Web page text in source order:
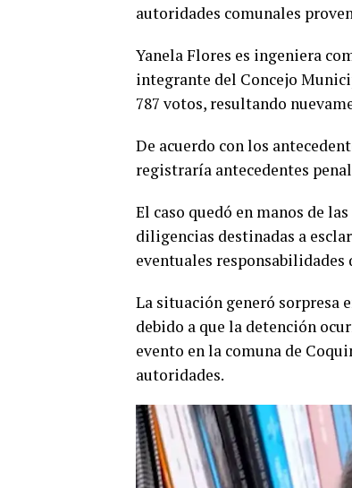
autoridades comunales
Yanela Flores es ingeniera
integrante del Concejo
787 votos, resultando
De acuerdo con los
registraría antecedentes
El caso quedó en manos de
diligencias destinadas a
eventuales responsabilidades
La situación generó sorpresa
debido a que la detención
evento en la comuna de
autoridades.